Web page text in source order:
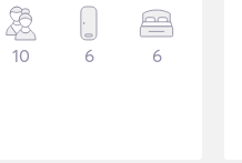
10 6 6